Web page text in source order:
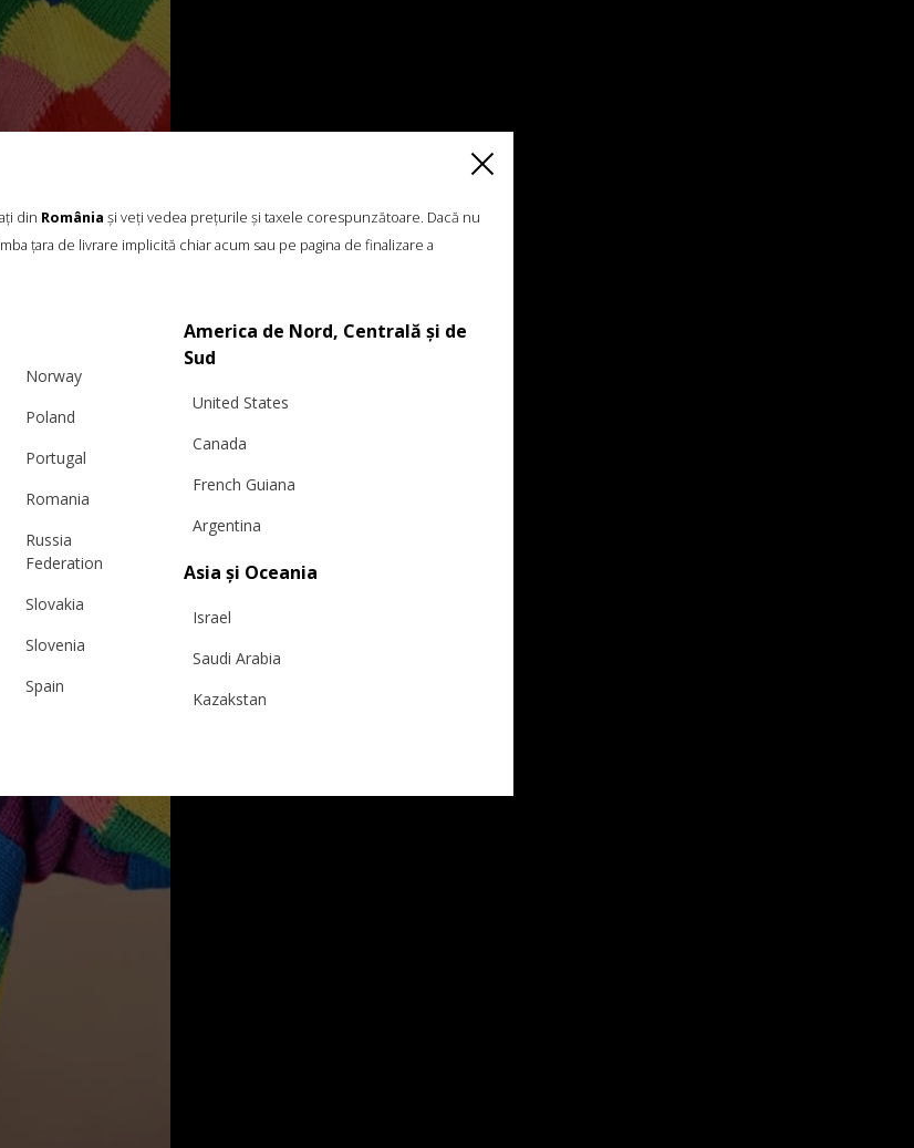
din România și veți vedea prețurile și taxele corespunzătoare. Dacă nu
țara de livrare implicită chiar acum sau pe pagina de finalizare a
Norway
Poland
Portugal
Romania
Russia
Federation
Slovakia
Slovenia
Spain
Ukraine
United Kingdom
America de Nord, Centrală și de
Sud
United States
Canada
French Guiana
Argentina
Asia și Oceania
Israel
Saudi Arabia
Kazakstan